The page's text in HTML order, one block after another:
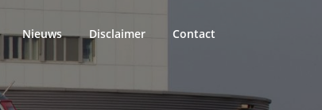
Nieuws Disclaimer Contact